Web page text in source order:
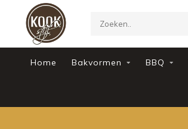
Home Bakvormen BBQ